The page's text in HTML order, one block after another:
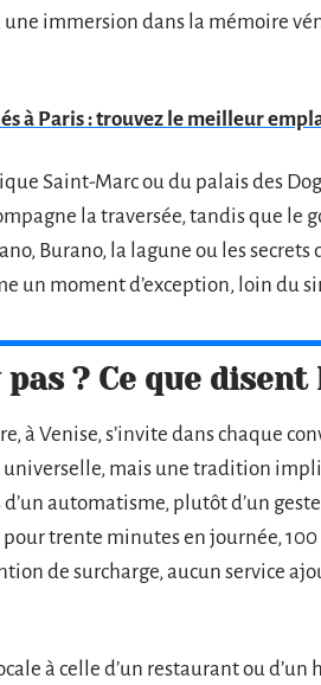
immersion dans la mémoire
à Paris : trouvez le meilleur
Saint-Marc ou du palais des
la traversée, tandis que le
Burano, la lagune ou les
un moment d’exception, loin du
? Ce que
à Venise, s’invite dans chaque
universelle, mais une tradition
automatisme, plutôt d’un
trente minutes en journée,
de surcharge, aucun service
à celle d’un restaurant ou d’un